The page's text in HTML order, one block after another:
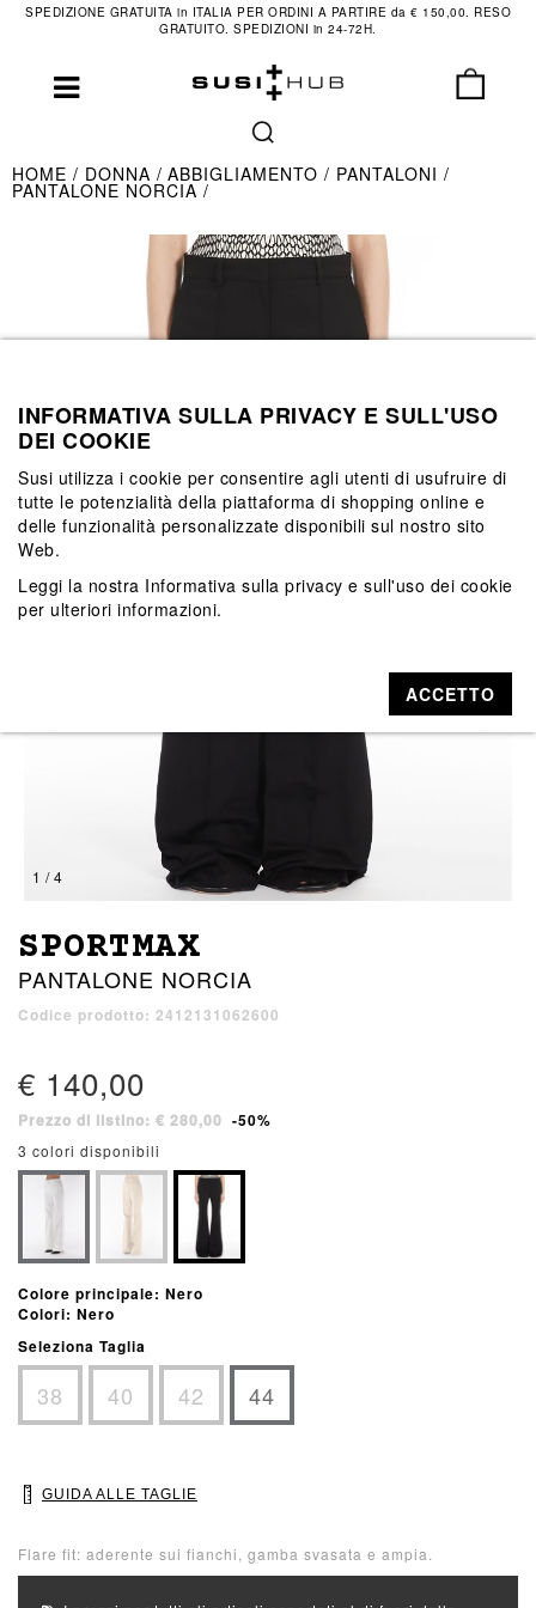
SPEDIZIONE GRATUITA in ITALIA PER ORDINI A PARTIRE da € 150,00. RESO
GRATUITO. SPEDIZIONI in 24-72H.
HOME DONNA ABBIGLIAMENTO PANTALONI
PANTALONE NORCIA
1 / 4
SPORTMAX
PANTALONE NORCIA
Codice prodotto: 2412131062600
€ 140,00
Prezzo di listino: € 280,00 -50%
3 colori disponibili
Colore principale: Nero
Colori: Nero
Seleziona Taglia
38 40 42 44
GUIDA ALLE TAGLIE
Flare fit: aderente sui fianchi, gamba svasata e ampia.
INFORMATIVA SULLA PRIVACY E SULL'USO
DEI COOKIE
Susi utilizza i cookie per consentire agli utenti di usufruire di
tutte le potenzialità della piattaforma di shopping online e
delle funzionalità personalizzate disponibili sul nostro sito
Web.
Leggi la nostra Informativa sulla privacy e sull'uso dei cookie
per ulteriori informazioni.
ACCETTO